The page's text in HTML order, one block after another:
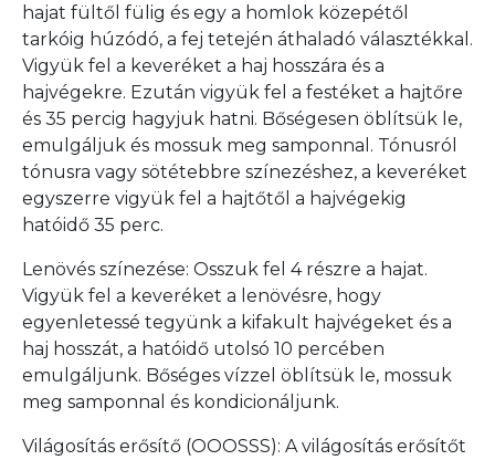
hajat fültől fülig és egy a homlok közepétől
tarkóig húzódó, a fej tetején áthaladó választékkal.
Vigyük fel a keveréket a haj hosszára és a
hajvégekre. Ezután vigyük fel a festéket a hajtőre
és 35 percig hagyjuk hatni. Bőségesen öblítsük le,
emulgáljuk és mossuk meg samponnal. Tónusról
tónusra vagy sötétebbre színezéshez, a keveréket
egyszerre vigyük fel a hajtőtől a hajvégekig
hatóidő 35 perc.
Lenövés színezése: Osszuk fel 4 részre a hajat.
Vigyük fel a keveréket a lenövésre, hogy
egyenletessé tegyünk a kifakult hajvégeket és a
haj hosszát, a hatóidő utolsó 10 percében
emulgáljunk. Bőséges vízzel öblítsük le, mossuk
meg samponnal és kondicionáljunk.
Világosítás erősítő (OOOSSS): A világosítás erősítőt